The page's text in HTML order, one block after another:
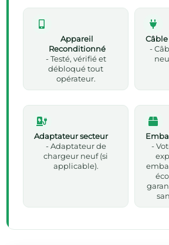
Appareil
Reconditionné
- Testé, vérifié et
débloqué tout
opérateur.
Câble
-
Adaptateur secteur
- Adaptateur de
chargeur neuf (si
applicable).
-